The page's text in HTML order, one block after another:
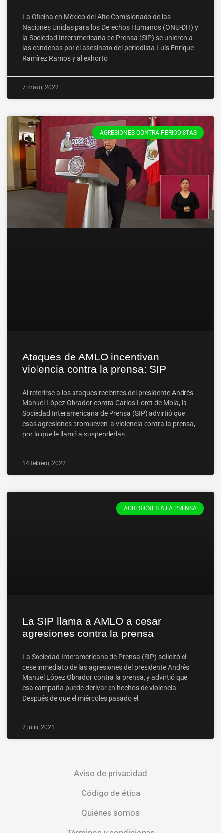
La Oficina en México del Alto Comisionado de las
Naciones Unidas para los Derechos Humanos (ONU-DH) y
la Sociedad Interamericana de Prensa (SIP) se unieron a
las condenas por el asesinato del periodista Luis Enrique
Ramírez Ramos y al exhorto
7 mayo, 2022
AGRESIONES CONTRA PERIODISTAS
Ataques de AMLO incentivan
violencia contra la prensa: SIP
Al referirse a los ataques recientes del presidente Andrés
Manuel López Obrador contra Carlos Loret de Mola, la
Sociedad Interamericana de Prensa (SIP) advirtió que
esas agresiones promueven la violencia contra la prensa,
por lo que le llamó a suspenderlas
14 febrero, 2022
AGRESIONES A LA PRENSA
La SIP llama a AMLO a cesar
agresiones contra la prensa
La Sociedad Interamericana de Prensa (SIP) solicitó el
cese inmediato de las agresiones del presidente Andrés
Manuel López Obrador contra la prensa, y advirtió que
esa campaña puede derivar en hechos de violencia.
Después de que el miércoles pasado el
2 julio, 2021
Aviso de privacidad
Código de ética
Quiénes somos